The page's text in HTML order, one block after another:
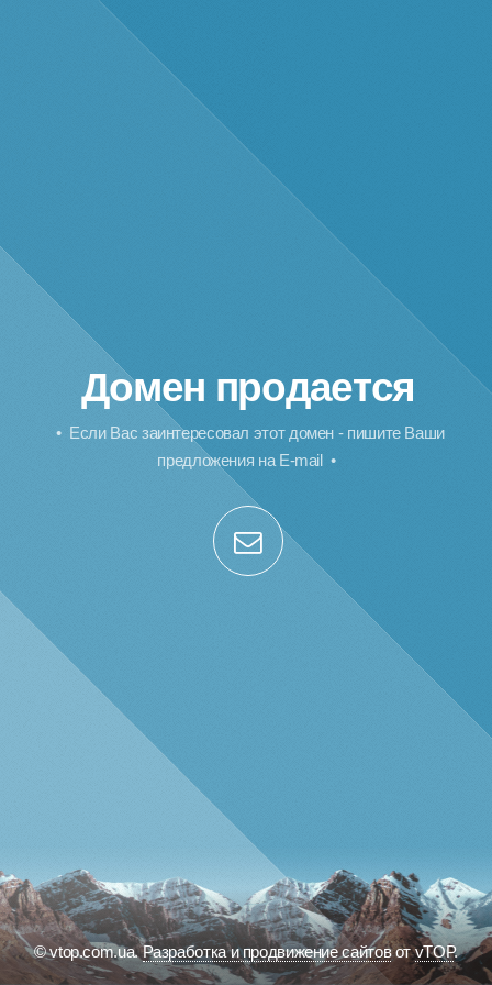
Домен продается
• Если Вас заинтересовал этот домен - пишите Ваши
предложения на E-mail •
© vtop.com.ua.Разработка и продвижение сайтовотvTOP.